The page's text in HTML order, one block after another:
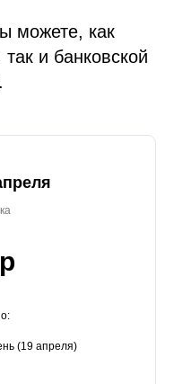
можете, как
и банковской
(19 апреля)